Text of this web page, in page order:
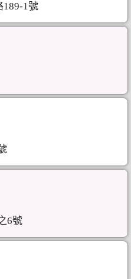
189-1號
6號